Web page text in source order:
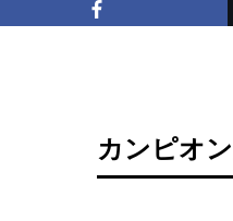
カンピオ